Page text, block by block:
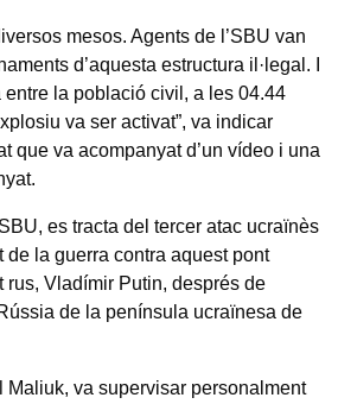
mesos. Agents de l’SBU van
d’aquesta estructura il·legal. I
la població civil, a les 04.44
va ser activat”, va indicar
que va acompanyat d’un vídeo i una
es tracta del tercer atac ucraïnès
de la guerra contra aquest pont
rus, Vladímir Putin, després de
de la península ucraïnesa de
Maliuk, va supervisar personalment